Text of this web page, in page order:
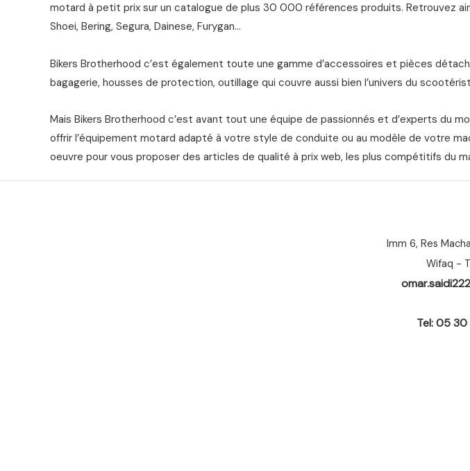
motard à petit prix sur un catalogue de plus 30 000 références produits. Retrouvez
Shoei, Bering, Segura, Dainese, Furygan…
Bikers Brotherhood c’est également toute une gamme d’accessoires et pièces
bagagerie, housses de protection, outillage qui couvre aussi bien l’univers du
Mais Bikers Brotherhood c’est avant tout une équipe de passionnés et d’experts
offrir l’équipement motard adapté à votre style de conduite ou au modèle de votre
oeuvre pour vous proposer des articles de qualité à prix web, les plus compétitifs du
Imm 6, Res
Wifaq -
Tel: 05